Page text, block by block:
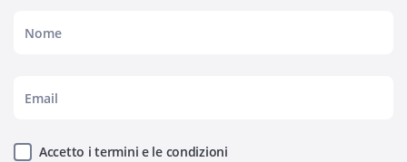
Accetto i termini e le condizioni